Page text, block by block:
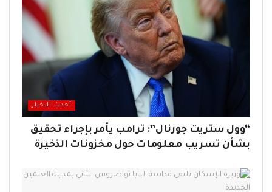
أحدث الاخبار
“وول ستريت جورنال”: ترامب يأمر بإجراء تحقيق
بشأن تسريب معلومات حول مخزونات الذخيرة